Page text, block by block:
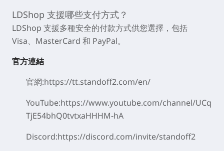
LDShop 支援哪些支付方式？
LDShop 支援多種安全的付款方式供您選擇，包括
Visa、MasterCard 和 PayPal。
官方連結
官網:https://tt.standoff2.com/en/
YouTube:https://www.youtube.com/channel/UCq
TjE54bhQ0tvtxaHHHM-hA
Discord:https://discord.com/invite/standoff2